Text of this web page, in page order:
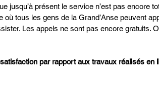
jusqu’à présent le service n’est pas encore
où tous les gens de la Grand’Anse peuvent
Les appels ne sont pas encore gratuits.
par rapport aux travaux réalisés en